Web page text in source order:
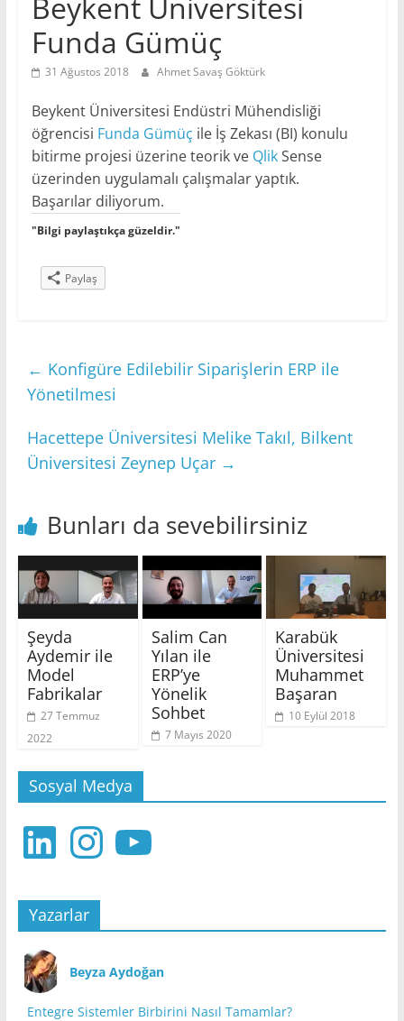
Beykent Üniversitesi
Funda Gümüç
31 Ağustos 2018 Ahmet Savaş Göktürk
Beykent Üniversitesi Endüstri Mühendisliği
öğrencisi Funda Gümüç ile İş Zekası (BI) konulu
bitirme projesi üzerine teorik ve QlikSense
üzerinden uygulamalı çalışmalar yaptık.
Başarılar diliyorum.
"Bilgi paylaştıkça güzeldir."
Paylaş
← Konfigüre Edilebilir Siparişlerin ERP ile
Yönetilmesi
Hacettepe Üniversitesi Melike Takıl, Bilkent
Üniversitesi Zeynep Uçar →
Bunları da sevebilirsiniz
Şeyda
Aydemir ile
Model
Fabrikalar
27 Temmuz
2022
Salim Can
Yılan ile
ERP’ye
Yönelik
Sohbet
7 Mayıs 2020
Karabük
Üniversitesi
Muhammet
Başaran
10 Eylül 2018
Sosyal Medya
LinkedIn InstagramYouTube
Yazarlar
Beyza Aydoğan
Entegre Sistemler Birbirini Nasıl Tamamlar?